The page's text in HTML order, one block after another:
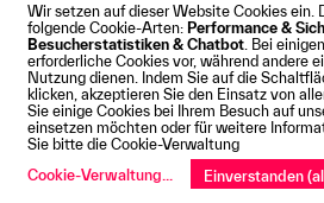
Wir setzen auf dieser Website Cookies ein.
folgende Cookie-Arten: Performance &
Besucherstatistiken & Chatbot . Bei
erforderliche Cookies vor, während andere
Nutzung dienen. Indem Sie auf die
klicken, akzeptieren Sie den Einsatz von
Sie einige Cookies bei Ihrem Besuch auf
einsetzen möchten oder für weitere
Sie bitte die Cookie-Verwaltung
Cookie-Verwaltung
Einverstanden
HSA_teach - Poster